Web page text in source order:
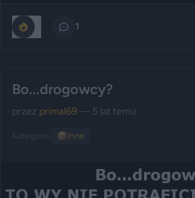
1
Bo...drogowcy?
przez primal69 — 5 lat temu
Kategoria: 📦 Inne